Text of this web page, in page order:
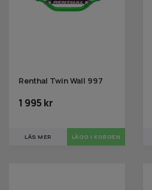
Renthal Twin Wall 997
1 995 kr
LÄS MER LÄGG I KORGEN